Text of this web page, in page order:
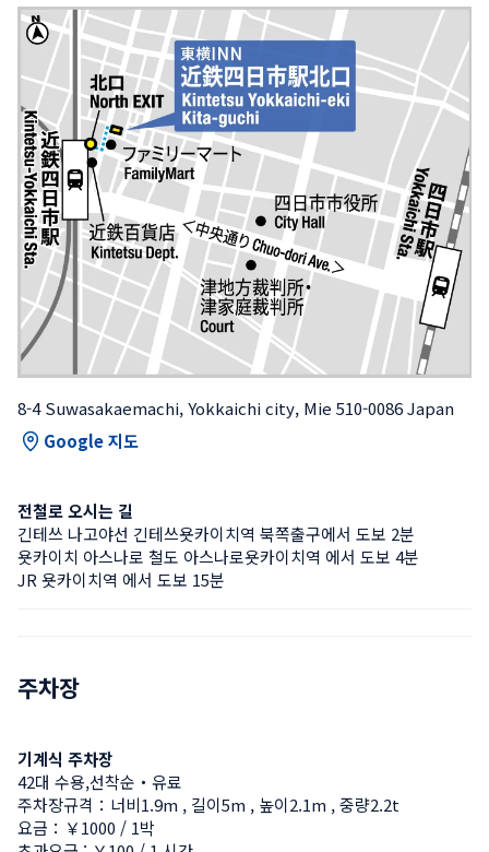
8-4 Suwasakaemachi, Yokkaichi city, Mie 510-0086 Japan
Google 지도
전철로 오시는 길
긴테쓰 나고야선 긴테쓰욧카이치역 북쪽출구에서 도보 2분
욧카이치 아스나로 철도 아스나로욧카이치역 에서 도보 4분
JR 욧카이치역 에서 도보 15분
주차장
기계식 주차장
42대 수용,선착순・유료
주차장규격：너비1.9m , 길이5m , 높이2.1m , 중량2.2t
요금：￥1000 / 1박